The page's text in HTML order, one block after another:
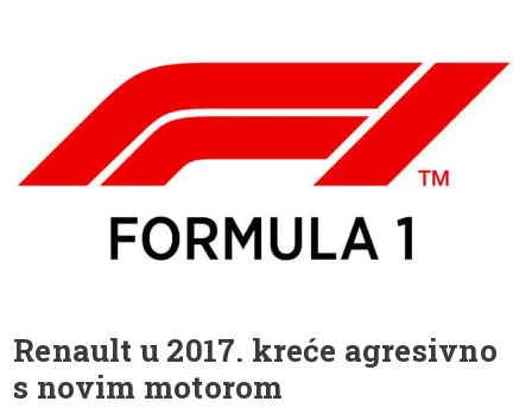
Renault u 2017. kreće agresivno
s novim motorom